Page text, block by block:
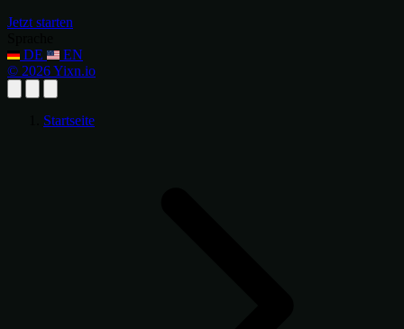
Jetzt starten
DE
EN
© 2026 Yixn.io
Startseite